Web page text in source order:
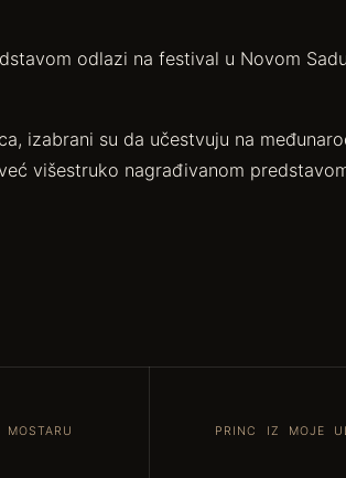
odlazi na festival u Novom
izabrani su da učestvuju na
višestruko nagrađivanom
PRINC IZ MOJE